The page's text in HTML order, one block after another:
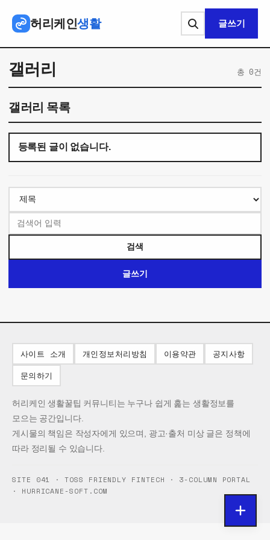
허리케인생활 글쓰기
갤러리 총 0건
갤러리 목록
등록된 글이 없습니다.
검색
글쓰기
사이트 소개 개인정보처리방침 이용약관
공지사항
문의하기
허리케인 생활꿀팁 커뮤니티는 누구나 쉽게 훑는 생활정보를
모으는 공간입니다.
게시물의 책임은 작성자에게 있으며, 광고·출처 미상 글은 정책에
따라 정리될 수 있습니다.
SITE 041 · TOSS FRIENDLY FINTECH · 3-COLUMN PORTAL
· HURRICANE-SOFT.COM